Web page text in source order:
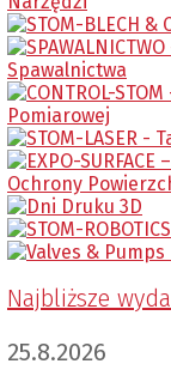
Najbliższe
25.8.2026